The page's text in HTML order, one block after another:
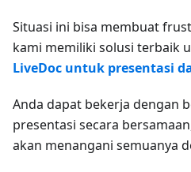
Situasi ini bisa membuat
kami memiliki solusi terbaik
LiveDoc untuk presentasi
Anda dapat bekerja dengan
presentasi secara
akan menangani semuanya